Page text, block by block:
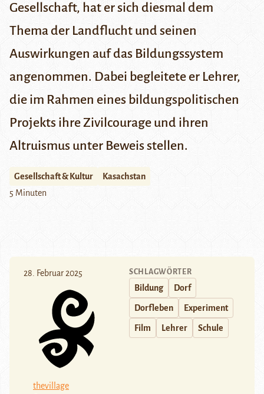
Gesellschaft, hat er sich diesmal dem
Thema der Landflucht und seinen
Auswirkungen auf das Bildungssystem
angenommen. Dabei begleitete er Lehrer,
die im Rahmen eines bildungspolitischen
Projekts ihre Zivilcourage und ihren
Altruismus unter Beweis stellen.
Gesellschaft & Kultur
Kasachstan
5 Minuten
28. Februar 2025
thevillage
SCHLAGWÖRTER
Bildung Dorf
Dorfleben Experiment
Film Lehrer Schule